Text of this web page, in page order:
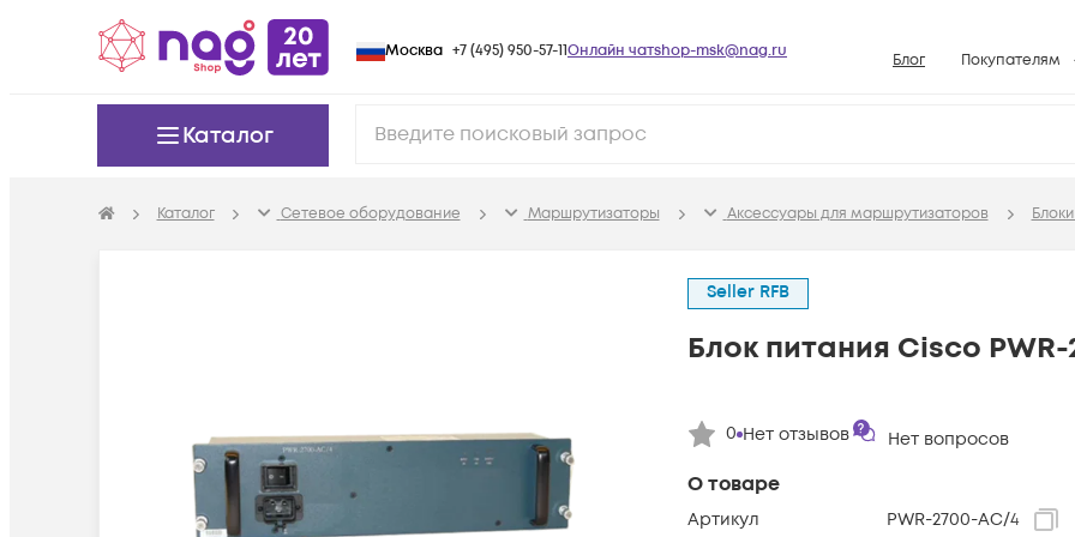
Москва +7 (495) 950-57-11Онлайн чатshop-msk@nag.ru Блог Покупателям
Условия
Вопросы и
Каталог
Каталог Сетевое оборудование Маршрутизаторы Аксессуары для маршрутизаторов
О товаре
Артикул
PWR-2700-AC/4
Seller RFB
Блок питания Cisco
0 Нет отзывов Нет вопросов